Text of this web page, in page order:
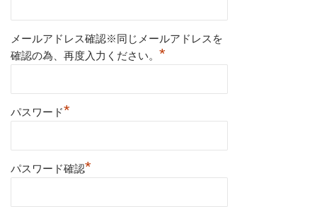
メールアドレス確認※同じメールアドレスを
確認の為、再度入力ください。 *
パスワード*
パスワード確認*